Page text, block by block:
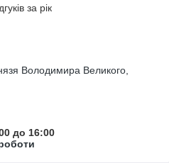
за рік
Володимира Великого,
до 16:00